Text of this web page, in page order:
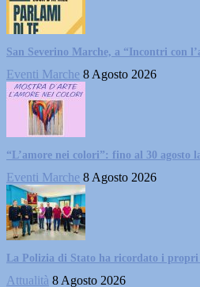
San Severino Marche, a “Incontri con
Eventi Marche 8 Agosto 2026
“L’amore nei colori”: fino al 30 agosto
Eventi Marche 8 Agosto 2026
La Polizia di Stato ha ricordato i propri
Attualità 8 Agosto 2026